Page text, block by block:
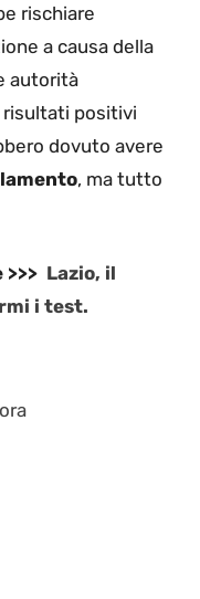
rischiare
a causa della
autorità
positivi
dovuto avere
, ma tutto
Lazio, il
i test.